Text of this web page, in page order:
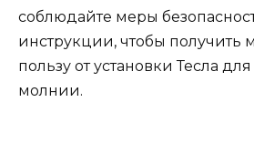
соблюдайте меры
инструкции, чтобы получить
пользу от установки Тесла
молнии.